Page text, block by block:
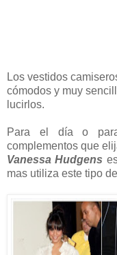
Los vestidos
cómodos y muy
lucirlos.
Para el día o
complementos que
Vanessa Hudgens
mas utiliza este tipo